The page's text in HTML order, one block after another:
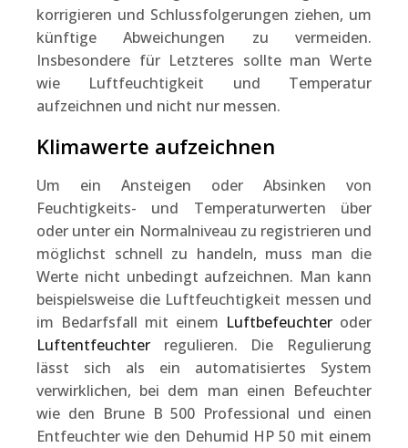
korrigieren und Schlussfolgerungen ziehen, um
künftige Abweichungen zu vermeiden.
Insbesondere für Letzteres sollte man Werte
wie Luftfeuchtigkeit und Temperatur
aufzeichnen und nicht nur messen.
Klimawerte aufzeichnen
Um ein Ansteigen oder Absinken von
Feuchtigkeits- und Temperaturwerten über
oder unter ein Normalniveau zu registrieren und
möglichst schnell zu handeln, muss man die
Werte nicht unbedingt aufzeichnen. Man kann
beispielsweise die Luftfeuchtigkeit messen und
im Bedarfsfall mit einem Luftbefeuchter oder
Luftentfeuchter regulieren. Die Regulierung
lässt sich als ein automatisiertes System
verwirklichen, bei dem man einen Befeuchter
wie den Brune B 500 Professional und einen
Entfeuchter wie den Dehumid HP 50 mit einem